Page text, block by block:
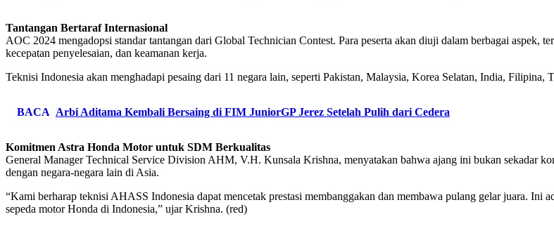
Tantangan Bertaraf Internasional
AOC 2024 mengadopsi standar tantangan dari Global Technician Contest. Para peserta akan diuji dalam berbagai aspek,
kecepatan penyelesaian, dan keamanan kerja.
Teknisi Indonesia akan menghadapi pesaing dari 11 negara lain, seperti Pakistan, Malaysia, Korea Selatan, India,
BACA Arbi Aditama Kembali Bersaing di FIM JuniorGP Jerez Setelah Pulih dari Cedera
Komitmen Astra Honda Motor untuk SDM Berkualitas
General Manager Technical Service Division AHM, V.H. Kunsala Krishna, menyatakan bahwa ajang ini bukan sekadar
dengan negara-negara lain di Asia.
“Kami berharap teknisi AHASS Indonesia dapat mencetak prestasi membanggakan dan membawa pulang gelar juara.
sepeda motor Honda di Indonesia,” ujar Krishna. (red)